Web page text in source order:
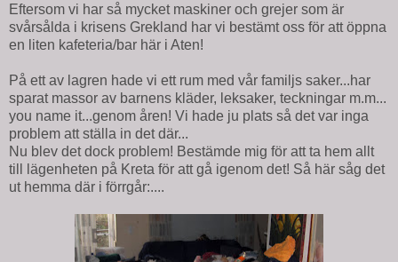
Eftersom vi har så mycket maskiner och grejer som är
svårsålda i krisens Grekland har vi bestämt oss för att öppna
en liten kafeteria/bar här i Aten!
På ett av lagren hade vi ett rum med vår familjs saker...har
sparat massor av barnens kläder, leksaker, teckningar m.m...
you name it...genom åren! Vi hade ju plats så det var inga
problem att ställa in det där...
Nu blev det dock problem! Bestämde mig för att ta hem allt
till lägenheten på Kreta för att gå igenom det! Så här såg det
ut hemma där i förrgår:....